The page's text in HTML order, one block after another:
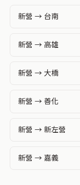
新營 → 台南
新營 → 高雄
新營 → 大橋
新營 → 善化
新營 → 新左營
新營 → 嘉義